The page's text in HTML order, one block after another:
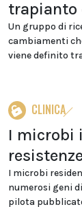
trapianto
Un gruppo di
cambiamenti
viene definito
CLINICA
I microbi
I microbi
numerosi geni
pilota